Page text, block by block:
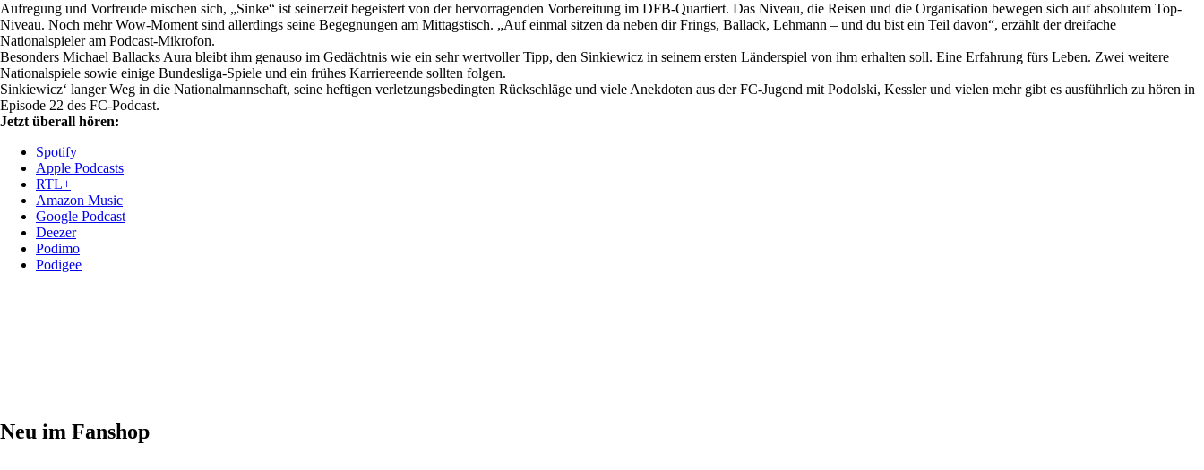
Aufregung und Vorfreude mischen sich, „Sinke“ ist seinerzeit begeistert von der hervorragenden Vorbereitung im DFB-Quartiert. Das Niveau, die Reisen und die Organisation bewegen sich auf absolutem Top-
Niveau. Noch mehr Wow-Moment sind allerdings seine Begegnungen am Mittagstisch. „Auf einmal sitzen da neben dir Frings, Ballack, Lehmann – und du bist ein Teil davon“, erzählt der dreifache
Nationalspieler am Podcast-Mikrofon.
Besonders Michael Ballacks Aura bleibt ihm genauso im Gedächtnis wie ein sehr wertvoller Tipp, den Sinkiewicz in seinem ersten Länderspiel von ihm erhalten soll. Eine Erfahrung fürs Leben. Zwei weitere
Nationalspiele sowie einige Bundesliga-Spiele und ein frühes Karriereende sollten folgen.
Sinkiewicz‘ langer Weg in die Nationalmannschaft, seine heftigen verletzungsbedingten Rückschläge und viele Anekdoten aus der FC-Jugend mit Podolski, Kessler und vielen mehr gibt es ausführlich zu hören in
Episode 22 des FC-Podcast.
Jetzt überall hören:
Spotify
Apple Podcasts
RTL+
Amazon Music
Google Podcast
Deezer
Podimo
Podigee
Neu im Fanshop